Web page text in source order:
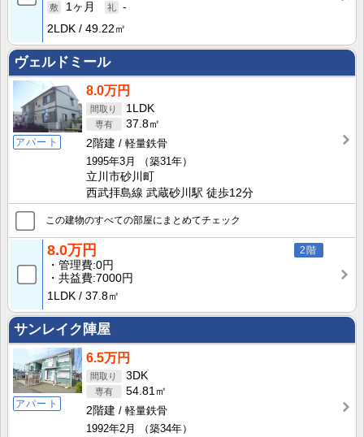
1ヶ月
-
2LDK
49.22㎡
ヴェルドミール
アパート
8.0万円
1LDK
37.8㎡
2階建
軽量鉄骨
1995年3月
（築31年）
立川市砂川町
西武拝島線 武蔵砂川駅 徒歩12分
この建物のすべての部屋にまとめてチェック
2階
8.0万円
管理費 0円
共益費 7000円
1LDK
37.8㎡
サンレイク陣屋
アパート
6.5万円
3DK
54.81㎡
2階建
軽量鉄骨
1992年2月
（築34年）